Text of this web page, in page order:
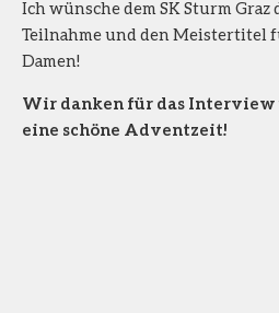
Ich wünsche dem SK Sturm Graz
Teilnahme und den Meistertitel
Damen!
Wir danken für das Interview
eine schöne Adventzeit!